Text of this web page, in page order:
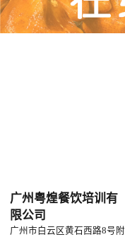
广州粤煌餐饮培训有
限公司
广州市白云区黄石西路8号附